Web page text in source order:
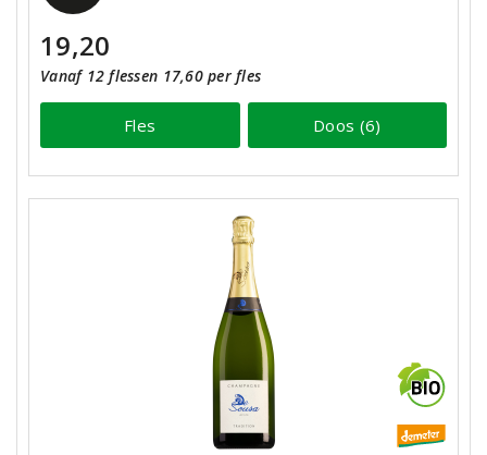
19,20
Vanaf 12 flessen 17,60 per fles
Fles Doos (6)